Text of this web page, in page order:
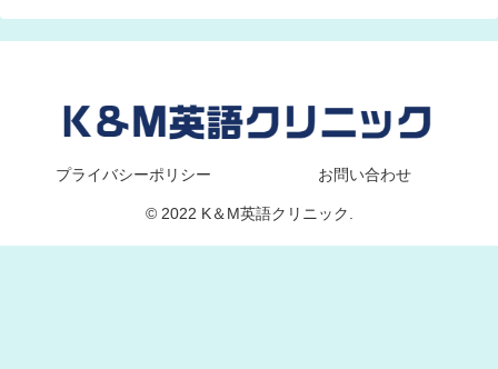
プライバシーポリシー お問い合わせ
© 2022 K＆M英語クリニック.